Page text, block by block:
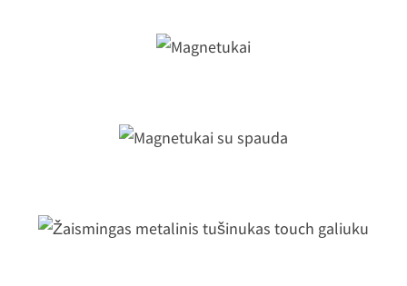
metalinis tušinukas